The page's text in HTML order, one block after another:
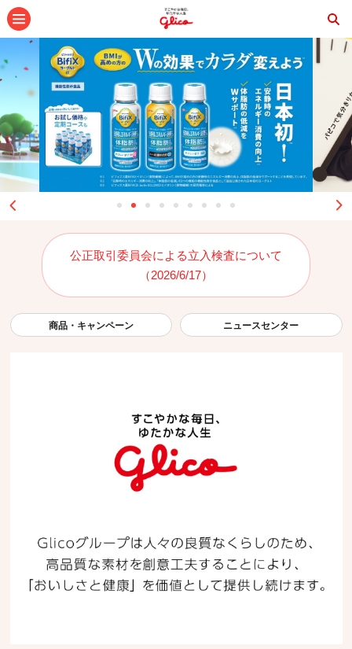
公正取引委員会による立入検査について
（2026/6/17）
商品・キャンペーン ニュースセンター